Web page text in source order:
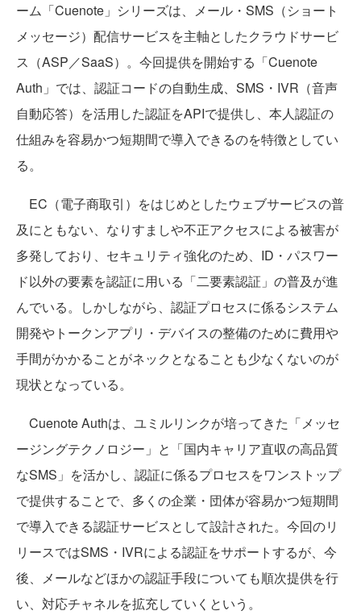
ーム「Cuenote」シリーズは、メール・SMS（ショート
メッセージ）配信サービスを主軸としたクラウドサービ
ス（ASP／SaaS）。今回提供を開始する「Cuenote
Auth」では、認証コードの自動生成、SMS・IVR（音声
自動応答）を活用した認証をAPIで提供し、本人認証の
仕組みを容易かつ短期間で導入できるのを特徴としてい
る。
EC（電子商取引）をはじめとしたウェブサービスの普
及にともない、なりすましや不正アクセスによる被害が
多発しており、セキュリティ強化のため、ID・パスワー
ド以外の要素を認証に用いる「二要素認証」の普及が進
んでいる。しかしながら、認証プロセスに係るシステム
開発やトークンアプリ・デバイスの整備のために費用や
手間がかかることがネックとなることも少なくないのが
現状となっている。
Cuenote Authは、ユミルリンクが培ってきた「メッセ
ージングテクノロジー」と「国内キャリア直収の高品質
なSMS」を活かし、認証に係るプロセスをワンストップ
で提供することで、多くの企業・団体が容易かつ短期間
で導入できる認証サービスとして設計された。今回のリ
リースではSMS・IVRによる認証をサポートするが、今
後、メールなどほかの認証手段についても順次提供を行
い、対応チャネルを拡充していくという。